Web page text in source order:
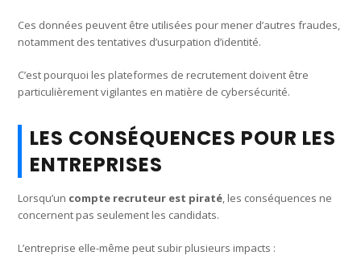
Ces données peuvent être utilisées pour mener d’autres fraudes,
notamment des tentatives d’usurpation d’identité.
C’est pourquoi les plateformes de recrutement doivent être
particulièrement vigilantes en matière de cybersécurité.
LES CONSÉQUENCES POUR LES
ENTREPRISES
Lorsqu’un compte recruteur est piraté, les conséquences ne
concernent pas seulement les candidats.
L’entreprise elle-même peut subir plusieurs impacts :